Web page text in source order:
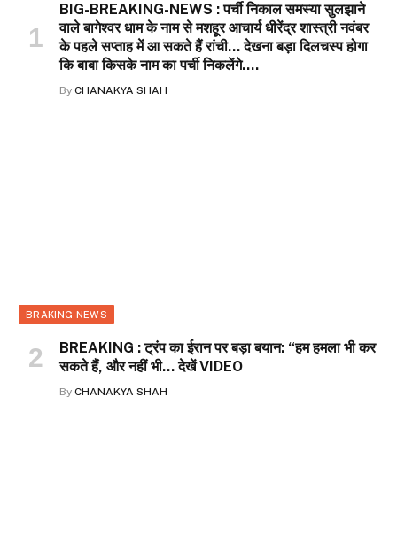
BIG-BREAKING-NEWS : पर्ची निकाल समस्या सुलझाने
वाले बागेश्वर धाम के नाम से मशहूर आचार्य धीरेंद्र शास्त्री नवंबर
के पहले सप्ताह में आ सकते हैं रांची… देखना बड़ा दिलचस्प होगा
कि बाबा किसके नाम का पर्ची निकलेंगे….
By CHANAKYA SHAH
BRAKING NEWS
BREAKING : ट्रंप का ईरान पर बड़ा बयान: “हम हमला भी कर
सकते हैं, और नहीं भी… देखें VIDEO
By CHANAKYA SHAH